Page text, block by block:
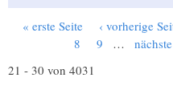
Seiten
« erste Seite ‹ vorherige
8
9 …
21 - 30 von 4031